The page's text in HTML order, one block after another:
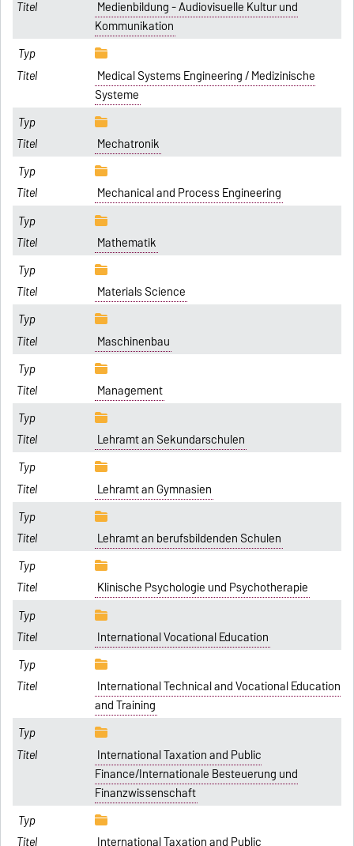
Medienbildung - Audiovisuelle Kultur und
Kommunikation
Medical Systems Engineering / Medizinische
Systeme
Mechatronik
Mechanical and Process Engineering
Mathematik
Materials Science
Maschinenbau
Management
Lehramt an Sekundarschulen
Lehramt an Gymnasien
Lehramt an berufsbildenden Schulen
Klinische Psychologie und Psychotherapie
International Vocational Education
International Technical and Vocational Education
and Training
International Taxation and Public
Finance/Internationale Besteuerung und
Finanzwissenschaft
International Taxation and Public